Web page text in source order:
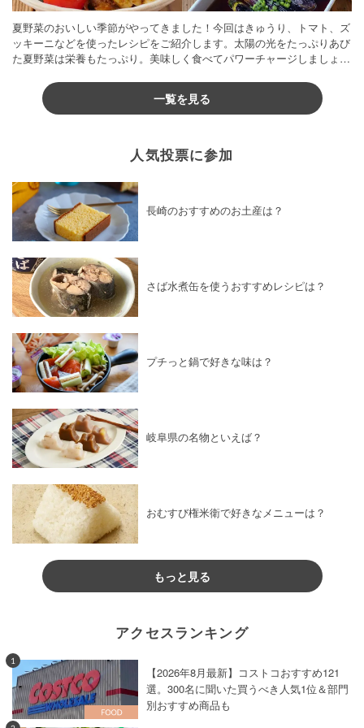
夏野菜のおいしい季節がやってきました！今回はきゅうり、トマト、ズ
ッキーニなどを使ったレシピをご紹介します。太陽の光をたっぷりあび
た夏野菜は栄養もたっぷり。美味しく食べてパワーチャージしましょう
一覧を見る
人気投票に参加
長崎のおすすめのお土産は？
さば水煮缶を使うおすすめレシピは？
プチっと鍋で好きな味は？
岐阜県の名物といえば？
おむすび権米衛で好きなメニューは？
もっと見る
アクセスランキング
1
【2026年8月最新】コストコおすすめ121
選。300名に聞いた買うべき人気1位＆部門
別おすすめ商品も